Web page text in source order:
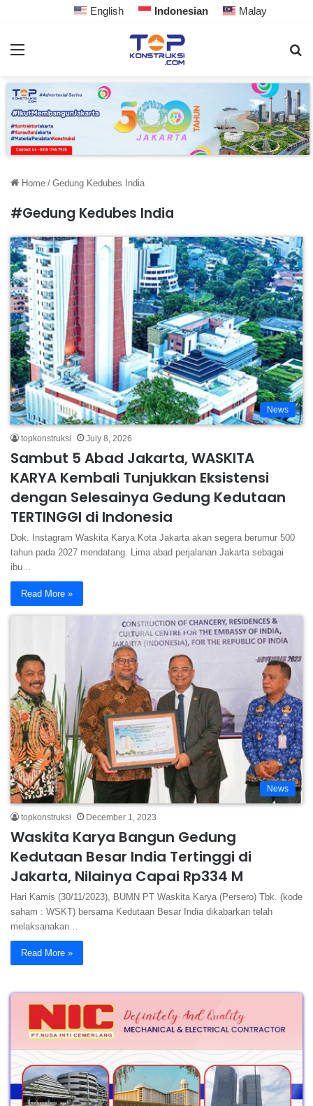
English Indonesian Malay
Home / Gedung Kedubes India
#Gedung Kedubes India
News
topkonstruksi July 8, 2026
Sambut 5 Abad Jakarta, WASKITA
KARYA Kembali Tunjukkan Eksistensi
dengan Selesainya Gedung Kedutaan
TERTINGGI di Indonesia
Dok. Instagram Waskita Karya Kota Jakarta akan segera berumur 500
tahun pada 2027 mendatang. Lima abad perjalanan Jakarta sebagai
ibu…
Read More »
News
topkonstruksi December 1, 2023
Waskita Karya Bangun Gedung
Kedutaan Besar India Tertinggi di
Jakarta, Nilainya Capai Rp334 M
Hari Kamis (30/11/2023), BUMN PT Waskita Karya (Persero) Tbk. (kode
saham : WSKT) bersama Kedutaan Besar India dikabarkan telah
melaksanakan…
Read More »